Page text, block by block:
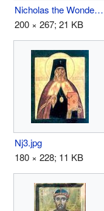
Nicholas the Wonderworker.jpg
200 × 267; 21 KB
Nj3.jpg
180 × 228; 11 KB